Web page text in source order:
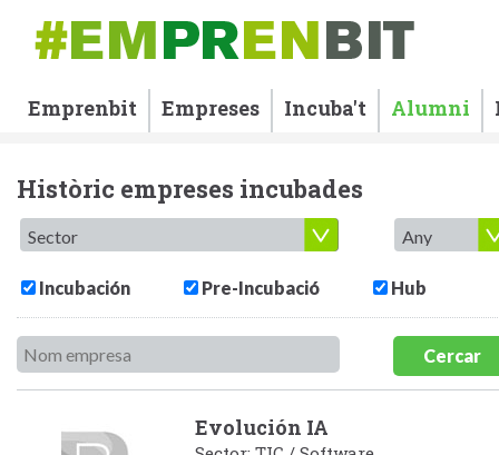
Emprenbit Empreses Incuba't Alumni
Històric empreses incubades
Incubación Pre-Incubació Hub
Cercar
Evolución IA